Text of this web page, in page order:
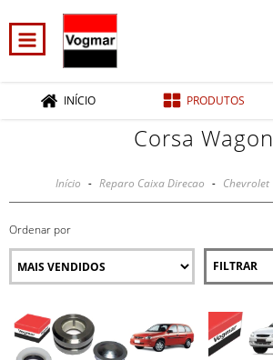
INÍCIO PRODUTOS
Corsa Wagon
Início - Reparo Caixa Direcao - Chevrolet
Ordenar por
FILTRAR